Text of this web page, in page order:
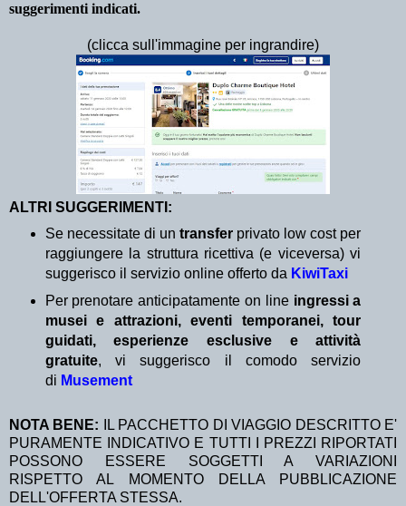
suggerimenti indicati.
(clicca sull'immagine per ingrandire)
ALTRI SUGGERIMENTI:
Se necessitate di un transfer privato low cost per
raggiungere la struttura ricettiva (e viceversa) vi
suggerisco il servizio online offerto da KiwiTaxi
Per prenotare anticipatamente on line ingressi a
musei e attrazioni, eventi temporanei, tour
guidati, esperienze esclusive e attività
gratuite, vi suggerisco il comodo servizio
di Musement
NOTA BENE:
IL PACCHETTO DI VIAGGIO DESCRITTO E'
PURAMENTE INDICATIVO E TUTTI I PREZZI RIPORTATI
POSSONO ESSERE SOGGETTI A VARIAZIONI
RISPETTO AL MOMENTO DELLA PUBBLICAZIONE
DELL'OFFERTA STESSA.